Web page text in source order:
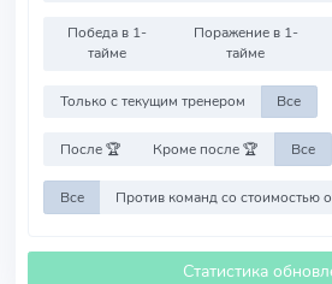
Победа в 1-
тайме
Поражение в 1-
тайме
Только с текущим тренером Все
После 🏆 Кроме после 🏆 Все
Все Против
Статистика